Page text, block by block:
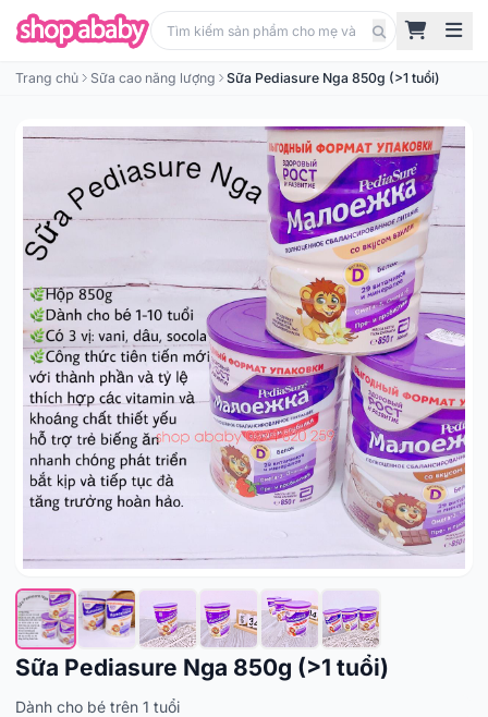
Trang chủ Sữa cao năng lượng Sữa Pediasure Nga 850g (>1 tuổi)
Sữa Pediasure Nga 850g (>1 tuổi)
Dành cho bé trên 1 tuổi